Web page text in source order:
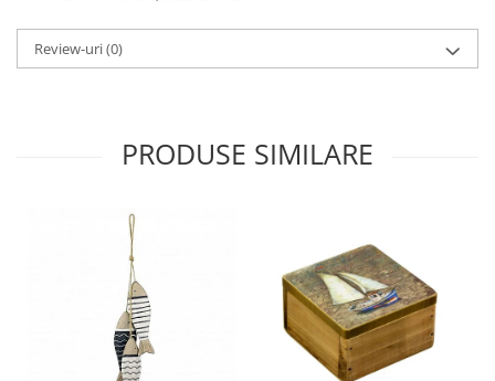
Review-uri(0)
PRODUSE SIMILARE